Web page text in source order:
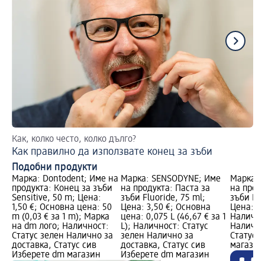
Как, колко често, колко дълго?
Как правилно да използвате конец за зъби
Подобни продукти
Марка: Dontodent; Име на
продукта: Конец за зъби
Sensitive, 50 m; Цена:
1,50 €; Основна цена: 50
m (0,03 € за 1 m); Марка
на dm лого; Наличност:
Статус зелен Налично за
доставка, Статус сив
Изберете dm магазин
Марка: SENSODYNE; Име
на продукта: Паста за
зъби Fluoride, 75 ml;
Цена: 3,50 €; Основна
цена: 0,075 L (46,67 € за 1
L); Наличност: Статус
зелен Налично за
доставка, Статус сив
Изберете dm магазин
Марка:
на
зъби
Цена:
Статус
магазин